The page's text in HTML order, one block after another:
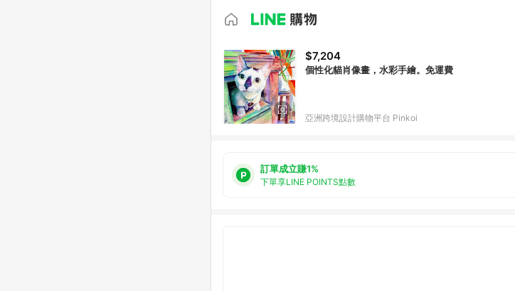
$7,204
個性化貓肖像畫，水彩手繪。免運費
亞洲跨境設計購物平台 Pinkoi
訂單成立賺1%
下單享LINE POINTS點數